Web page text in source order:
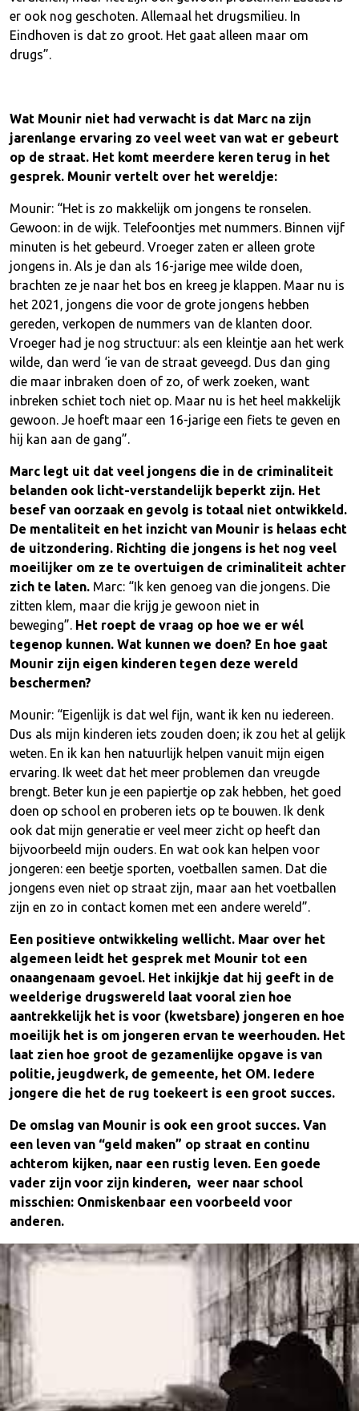
er ook nog geschoten. Allemaal het drugsmilieu. In
Eindhoven is dat zo groot. Het gaat alleen maar om
drugs”.
Wat Mounir niet had verwacht is dat Marc na zijn
jarenlange ervaring zo veel weet van wat er gebeurt
op de straat. Het komt meerdere keren terug in het
gesprek. Mounir vertelt over het wereldje:
Mounir: “Het is zo makkelijk om jongens te ronselen.
Gewoon: in de wijk. Telefoontjes met nummers. Binnen vijf
minuten is het gebeurd. Vroeger zaten er alleen grote
jongens in. Als je dan als 16-jarige mee wilde doen,
brachten ze je naar het bos en kreeg je klappen. Maar nu is
het 2021, jongens die voor de grote jongens hebben
gereden, verkopen de nummers van de klanten door.
Vroeger had je nog structuur: als een kleintje aan het werk
wilde, dan werd ‘ie van de straat geveegd. Dus dan ging
die maar inbraken doen of zo, of werk zoeken, want
inbreken schiet toch niet op. Maar nu is het heel makkelijk
gewoon. Je hoeft maar een 16-jarige een fiets te geven en
hij kan aan de gang”.
Marc legt uit dat veel jongens die in de criminaliteit
belanden ook licht-verstandelijk beperkt zijn. Het
besef van oorzaak en gevolg is totaal niet ontwikkeld.
De mentaliteit en het inzicht van Mounir is helaas echt
de uitzondering. Richting die jongens is het nog veel
moeilijker om ze te overtuigen de criminaliteit achter
zich te laten. Marc: “Ik ken genoeg van die jongens. Die
zitten klem, maar die krijg je gewoon niet in
beweging”. Het roept de vraag op hoe we er wél
tegenop kunnen. Wat kunnen we doen? En hoe gaat
Mounir zijn eigen kinderen tegen deze wereld
beschermen?
Mounir: “Eigenlijk is dat wel fijn, want ik ken nu iedereen.
Dus als mijn kinderen iets zouden doen; ik zou het al gelijk
weten. En ik kan hen natuurlijk helpen vanuit mijn eigen
ervaring. Ik weet dat het meer problemen dan vreugde
brengt. Beter kun je een papiertje op zak hebben, het goed
doen op school en proberen iets op te bouwen. Ik denk
ook dat mijn generatie er veel meer zicht op heeft dan
bijvoorbeeld mijn ouders. En wat ook kan helpen voor
jongeren: een beetje sporten, voetballen samen. Dat die
jongens even niet op straat zijn, maar aan het voetballen
zijn en zo in contact komen met een andere wereld”.
Een positieve ontwikkeling wellicht. Maar over het
algemeen leidt het gesprek met Mounir tot een
onaangenaam gevoel. Het inkijkje dat hij geeft in de
weelderige drugswereld laat vooral zien hoe
aantrekkelijk het is voor (kwetsbare) jongeren en hoe
moeilijk het is om jongeren ervan te weerhouden. Het
laat zien hoe groot de gezamenlijke opgave is van
politie, jeugdwerk, de gemeente, het OM. Iedere
jongere die het de rug toekeert is een groot succes.
De omslag van Mounir is ook een groot succes. Van
een leven van “geld maken” op straat en continu
achterom kijken, naar een rustig leven. Een goede
vader zijn voor zijn kinderen, weer naar school
misschien: Onmiskenbaar een voorbeeld voor
anderen.